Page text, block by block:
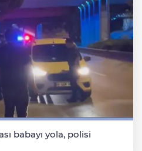
babayı yola, polisi